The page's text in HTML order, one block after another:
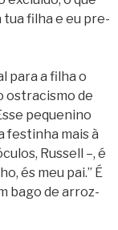
tua filha e eu pre­
para a filha o
ostra­cismo de
peque­nino
fes­ti­nha mais à
Russell –, é
és meu pai.” É
bago de arroz-